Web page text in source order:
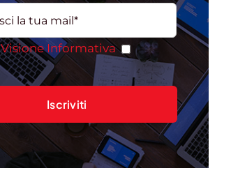
Visione Informativa